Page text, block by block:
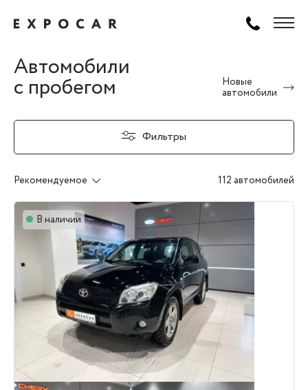
Автомобили
с пробегом
Новые
автомобили
Фильтры
Рекомендуемое 112 автомобилей
В наличии